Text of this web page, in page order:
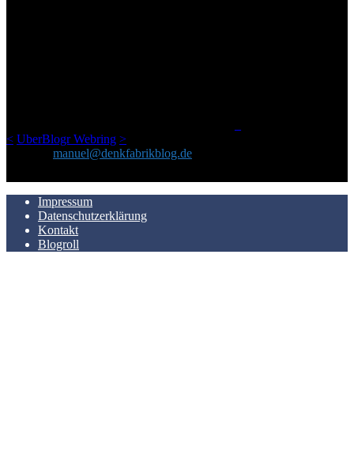
< UberBlogr Webring >
manuel@denkfabrikblog.de
Impressum
Datenschutzerklärung
Kontakt
Blogroll